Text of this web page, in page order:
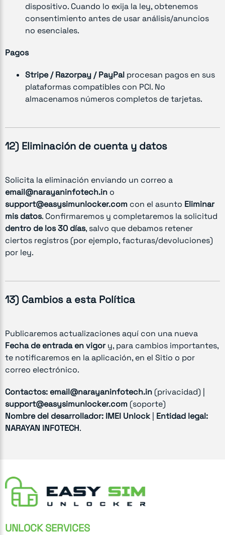
dispositivo. Cuando lo exija la ley, obtenemos
consentimiento antes de usar análisis/anuncios
no esenciales.
Pagos
Stripe / Razorpay / PayPal procesan pagos en sus
plataformas compatibles con PCI. No
almacenamos números completos de tarjetas.
12) Eliminación de cuenta y datos
Solicita la eliminación enviando un correo a
email@narayaninfotech.in o
support@easysimunlocker.com con el asunto Eliminar
mis datos. Confirmaremos y completaremos la solicitud
dentro de los 30 días, salvo que debamos retener
ciertos registros (por ejemplo, facturas/devoluciones)
por ley.
13) Cambios a esta Política
Publicaremos actualizaciones aquí con una nueva
Fecha de entrada en vigory, para cambios importantes,
te notificaremos en la aplicación, en el Sitio o por
correo electrónico.
Contactos: email@narayaninfotech.in (privacidad) |
support@easysimunlocker.com (soporte)
Nombre del desarrollador: IMEI Unlock
Entidad legal:
NARAYAN INFOTECH.
UNLOCK SERVICES